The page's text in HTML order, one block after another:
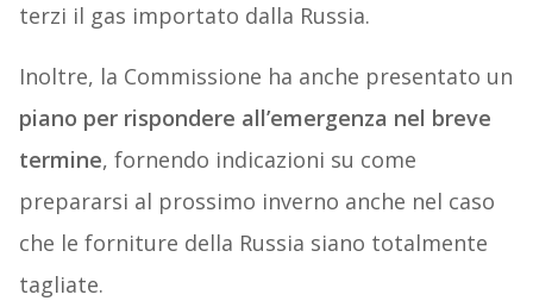
terzi il gas importato dalla Russia.
Inoltre, la Commissione ha anche presentato un
piano per rispondere all’emergenza nel breve
termine, fornendo indicazioni su come
prepararsi al prossimo inverno anche nel caso
che le forniture della Russia siano totalmente
tagliate.